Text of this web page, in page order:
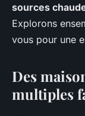
sources
Explorons
vous pour une
Des
multiples